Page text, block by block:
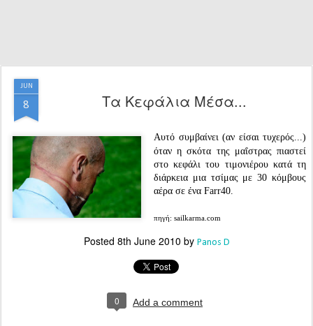
JUN
8 Τα Κεφάλια Μέσα...
Αυτό συμβαίνει (αν είσαι τυχερός...)
όταν η σκότα της μαΐστρας πιαστεί
στο κεφάλι του τιμονιέρου κατά τη
διάρκεια μια τσίμας με 30 κόμβους
αέρα σε ένα Farr40.
πηγή: sailkarma.com
Posted 8th June 2010 by Panos D
0 Add a comment